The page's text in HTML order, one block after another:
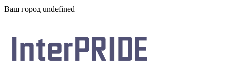
Ваш город undefined